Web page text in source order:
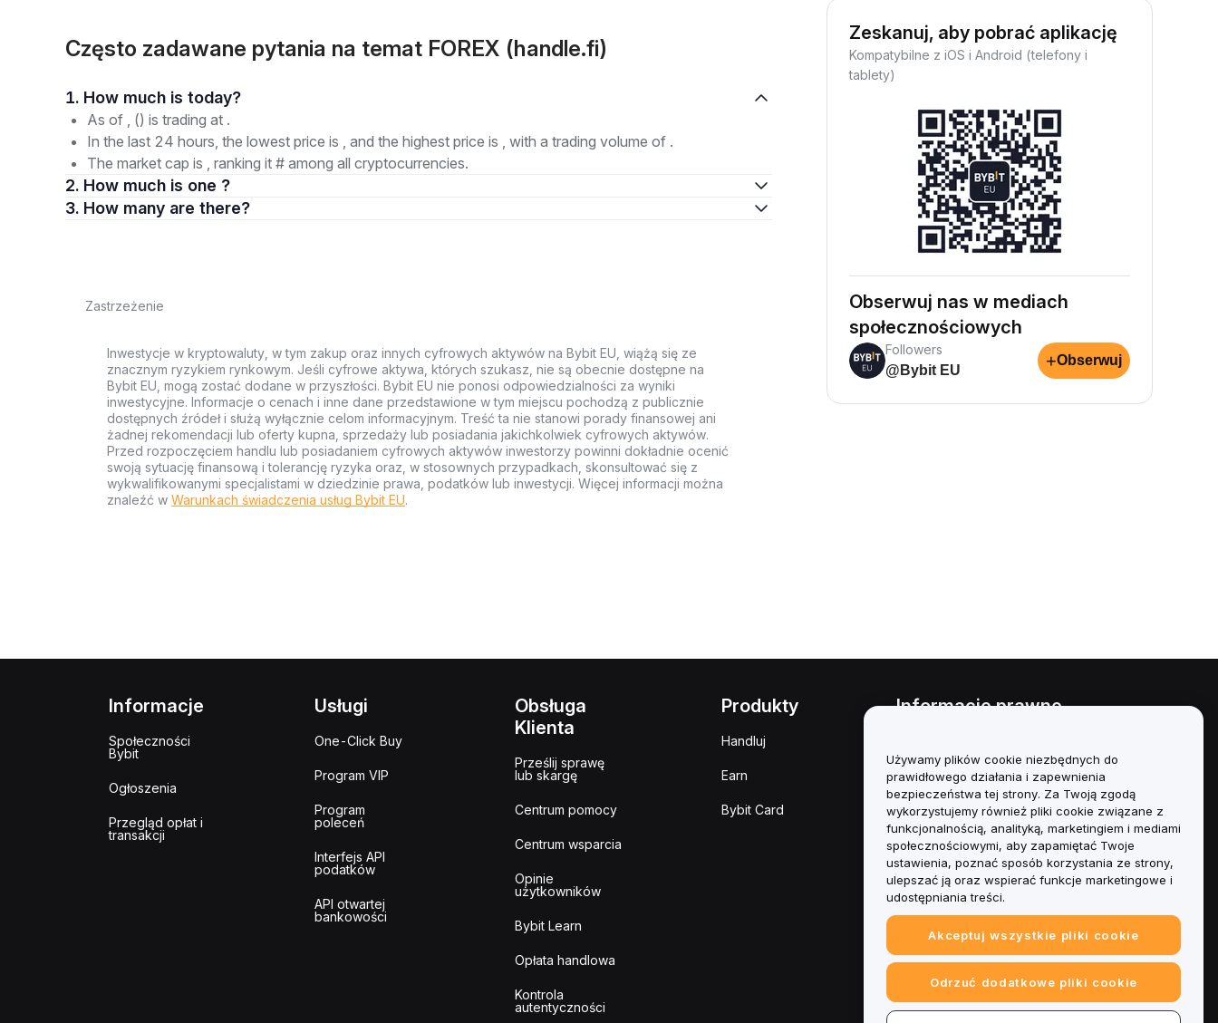
Często zadawane pytania na temat FOREX (handle.fi)
1. How much is today?
As of , () is trading at .
In the last 24 hours, the lowest price is , and the highest price is , with a trading volume of .
The market cap is , ranking it # among all cryptocurrencies.
2. How much is one ?
3. How many are there?
Zastrzeżenie
Inwestycje w kryptowaluty, w tym zakup oraz innych cyfrowych aktywów na Bybit EU, wiążą się ze
znacznym ryzykiem rynkowym. Jeśli cyfrowe aktywa, których szukasz, nie są obecnie dostępne na
Bybit EU, mogą zostać dodane w przyszłości. Bybit EU nie ponosi odpowiedzialności za wyniki
inwestycyjne. Informacje o cenach i inne dane przedstawione w tym miejscu pochodzą z publicznie
dostępnych źródeł i służą wyłącznie celom informacyjnym. Treść ta nie stanowi porady finansowej ani
żadnej rekomendacji lub oferty kupna, sprzedaży lub posiadania jakichkolwiek cyfrowych aktywów.
Przed rozpoczęciem handlu lub posiadaniem cyfrowych aktywów inwestorzy powinni dokładnie ocenić
swoją sytuację finansową i tolerancję ryzyka oraz, w stosownych przypadkach, skonsultować się z
wykwalifikowanymi specjalistami w dziedzinie prawa, podatków lub inwestycji. Więcej informacji można
znaleźć w Warunkach świadczenia usług Bybit EU.
Zeskanuj, aby pobrać aplikację
Kompatybilne z iOS i Android (telefony i
tablety)
Obserwuj nas w mediach
społecznościowych
Followers
@Bybit EU
+Obserwuj
Informacje
Społeczności
Bybit
Ogłoszenia
Przegląd opłat i
transakcji
Usługi
One-Click Buy
Program VIP
Program
poleceń
Interfejs API
podatków
API otwartej
bankowości
Obsługa
Klienta
Prześlij sprawę
lub skargę
Centrum pomocy
Centrum wsparcia
Opinie
użytkowników
Bybit Learn
Opłata handlowa
Kontrola
autentyczności
Produkty
Handluj
Earn
Bybit Card
Informacje prawne
interesów
Podsumowanie polityki
powiernictwa i zarządzania
Informacje ESG
Biuletyny informacyjne
kryptoaktywów
Używamy plików cookie niezbędnych do
prawidłowego działania i zapewnienia
bezpieczeństwa tej strony. Za Twoją zgodą
wykorzystujemy również pliki cookie związane z
funkcjonalnością, analityką, marketingiem i mediami
społecznościowymi, aby zapamiętać Twoje
ustawienia, poznać sposób korzystania ze strony,
ulepszać ją oraz wspierać funkcje marketingowe i
udostępniania treści.
Akceptuj wszystkie pliki cookie
Odrzuć dodatkowe pliki cookie